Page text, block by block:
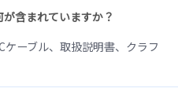
含まれていますか？
ーブル、取扱説明書、クラフ